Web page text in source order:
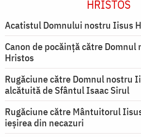
HRISTOS
Acatistul Domnului nostru Iisus
Canon de pocăință către
Hristos
Rugăciune către Domnul nostru
alcătuită de Sfântul Isaac Sirul
Rugăciune către Mântuitorul
ieşirea din necazuri